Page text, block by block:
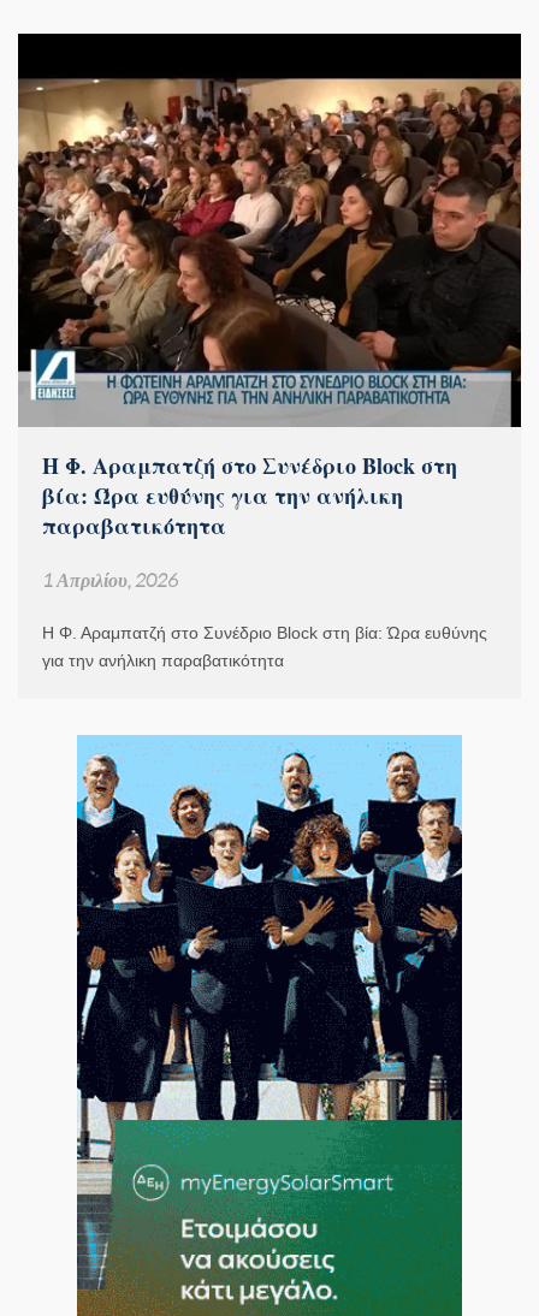
Η Φ. Αραμπατζή στο Συνέδριο Block στη
βία: Ώρα ευθύνης για την ανήλικη
παραβατικότητα
1 Απριλίου, 2026
Η Φ. Αραμπατζή στο Συνέδριο Block στη βία: Ώρα ευθύνης
για την ανήλικη παραβατικότητα